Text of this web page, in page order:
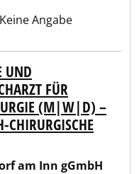
Keine Angabe
UND
FÜR
(M|W|D) –
CHIRURGISCHE
am Inn gGmbH